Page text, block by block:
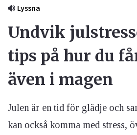
Lyssna
Undvik
tips på hur du
även i magen
Julen är en tid för glädje och
kan också komma med stress,